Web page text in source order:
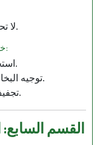
لا تحتاج إلى مواد كيميائية.
خطوات الغسيل بالبخار:
استخدام جهاز بخار محمول.
توجيه البخار إلى زعانف التبريد والمروحة.
تجفيف الوحدة بقماش نظيف.
القسم السابع: